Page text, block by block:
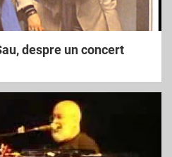
despre un concert